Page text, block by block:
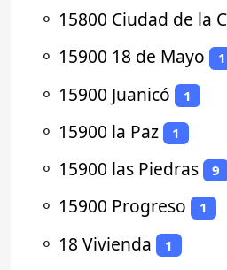
⚬ 15800 Ciudad de la
⚬ 15900 18 de Mayo 1
⚬ 15900 Juanicó 1
⚬ 15900 la Paz 1
⚬ 15900 las Piedras 9
⚬ 15900 Progreso 1
⚬ 18 Vivienda 1